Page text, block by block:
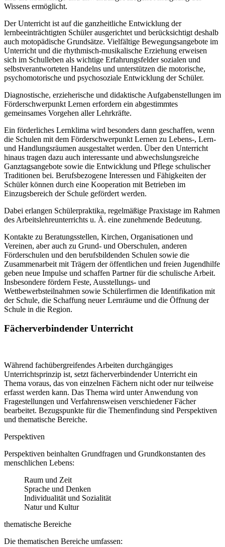
Wissens ermöglicht.
Der Unterricht ist auf die ganzheitliche Entwicklung der
lernbeeinträchtigten Schüler ausgerichtet und berücksichtigt deshalb
auch motopädische Grundsätze. Vielfältige Bewegungsangebote im
Unterricht und die rhythmisch-musikalische Erziehung erweisen
sich im Schulleben als wichtige Erfahrungsfelder sozialen und
selbstverantworteten Handelns und unterstützen die motorische,
psychomotorische und psychosoziale Entwicklung der Schüler.
Diagnostische, erzieherische und didaktische Aufgabenstellungen im
Förderschwerpunkt Lernen erfordern ein abgestimmtes
gemeinsames Vorgehen aller Lehrkräfte.
Ein förderliches Lernklima wird besonders dann geschaffen, wenn
die Schulen mit dem Förderschwerpunkt Lernen zu Lebens-, Lern-
und Handlungsräumen ausgestaltet werden. Über den Unterricht
hinaus tragen dazu auch interessante und abwechslungsreiche
Ganztagsangebote sowie die Entwicklung und Pflege schulischer
Traditionen bei. Berufsbezogene Interessen und Fähigkeiten der
Schüler können durch eine Kooperation mit Betrieben im
Einzugsbereich der Schule gefördert werden.
Dabei erlangen Schülerpraktika, regelmäßige Praxistage im Rahmen
des Arbeitslehreunterrichts u. Ä. eine zunehmende Bedeutung.
Kontakte zu Beratungsstellen, Kirchen, Organisationen und
Vereinen, aber auch zu Grund- und Oberschulen, anderen
Förderschulen und den berufsbildenden Schulen sowie die
Zusammenarbeit mit Trägern der öffentlichen und freien Jugendhilfe
geben neue Impulse und schaffen Partner für die schulische Arbeit.
Insbesondere fördern Feste, Ausstellungs- und
Wettbewerbsteilnahmen sowie Schülerfirmen die Identifikation mit
der Schule, die Schaffung neuer Lernräume und die Öffnung der
Schule in die Region.
Fächerverbindender Unterricht
Während fachübergreifendes Arbeiten durchgängiges
Unterrichtsprinzip ist, setzt fächerverbindender Unterricht ein
Thema voraus, das von einzelnen Fächern nicht oder nur teilweise
erfasst werden kann. Das Thema wird unter Anwendung von
Fragestellungen und Verfahrensweisen verschiedener Fächer
bearbeitet. Bezugspunkte für die Themenfindung sind Perspektiven
und thematische Bereiche.
Perspektiven
Perspektiven beinhalten Grundfragen und Grundkonstanten des
menschlichen Lebens:
Raum und Zeit
Sprache und Denken
Individualität und Sozialität
Natur und Kultur
thematische Bereiche
Die thematischen Bereiche umfassen: